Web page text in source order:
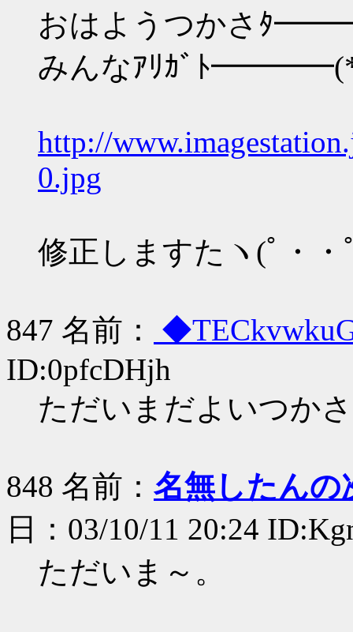
おはようつかさﾀ
みんなｱﾘｶﾞﾄ
http://
0.jpg
修正しますたヽ(ﾟ・・
847 名前：
ID:0pfcDHjh
ただいまだよいつ
848 名前： 名無したんの
日：03/10/11 20:24
ただいま～。